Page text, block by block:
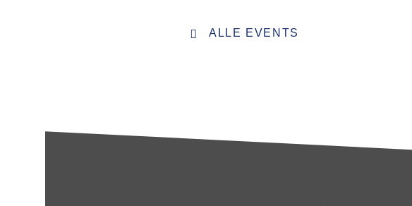
ALLE EVENTS